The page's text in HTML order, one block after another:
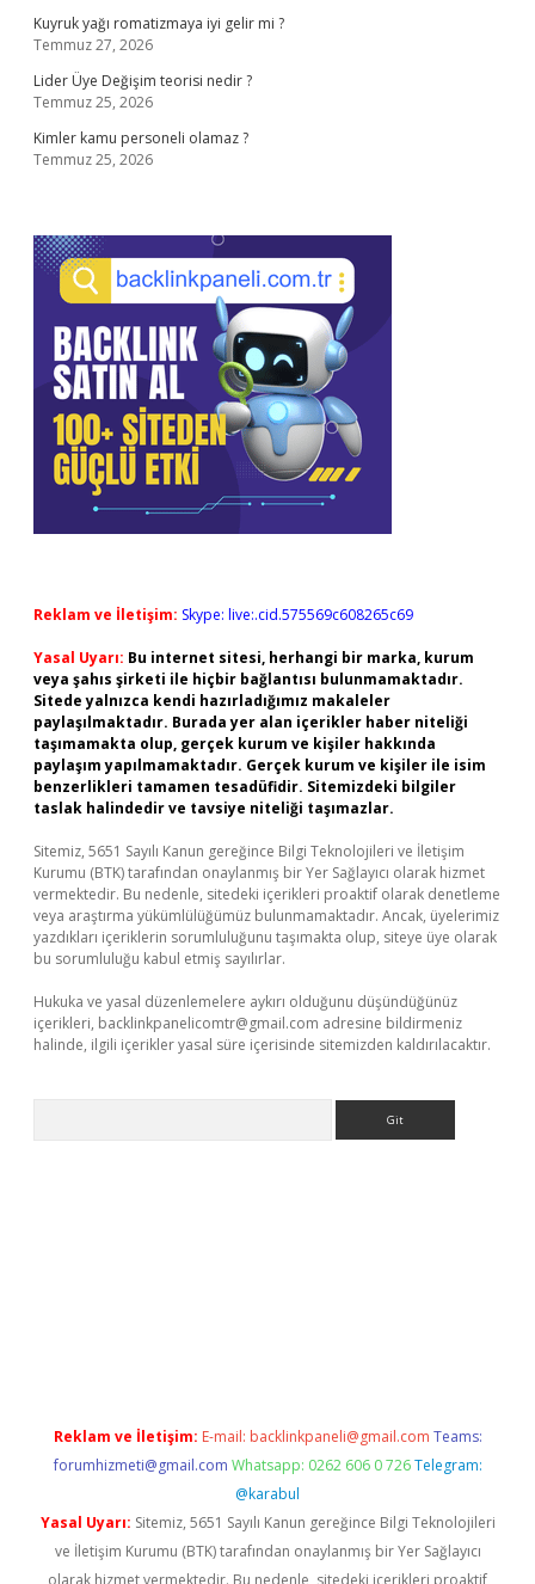
Kuyruk yağı romatizmaya iyi gelir mi ?
Temmuz 27, 2026
Lider Üye Değişim teorisi nedir ?
Temmuz 25, 2026
Kimler kamu personeli olamaz ?
Temmuz 25, 2026
Reklam ve İletişim: Skype: live:.cid.575569c608265c69
Yasal Uyarı: Bu internet sitesi, herhangi bir marka, kurum
veya şahıs şirketi ile hiçbir bağlantısı bulunmamaktadır.
Sitede yalnızca kendi hazırladığımız makaleler
paylaşılmaktadır. Burada yer alan içerikler haber niteliği
taşımamakta olup, gerçek kurum ve kişiler hakkında
paylaşım yapılmamaktadır. Gerçek kurum ve kişiler ile isim
benzerlikleri tamamen tesadüfidir. Sitemizdeki bilgiler
taslak halindedir ve tavsiye niteliği taşımazlar.
Sitemiz, 5651 Sayılı Kanun gereğince Bilgi Teknolojileri ve İletişim
Kurumu (BTK) tarafından onaylanmış bir Yer Sağlayıcı olarak hizmet
vermektedir. Bu nedenle, sitedeki içerikleri proaktif olarak denetleme
veya araştırma yükümlülüğümüz bulunmamaktadır. Ancak, üyelerimiz
yazdıkları içeriklerin sorumluluğunu taşımakta olup, siteye üye olarak
bu sorumluluğu kabul etmiş sayılırlar.
Hukuka ve yasal düzenlemelere aykırı olduğunu düşündüğünüz
içerikleri, backlinkpanelicomtr@gmail.com adresine bildirmeniz
halinde, ilgili içerikler yasal süre içerisinde sitemizden kaldırılacaktır.
Reklam ve İletişim: E-mail: backlinkpaneli@gmail.com Teams:
forumhizmeti@gmail.com Whatsapp: 0262 606 0 726 Telegram:
@karabul
Yasal Uyarı: Sitemiz, 5651 Sayılı Kanun gereğince Bilgi Teknolojileri
ve İletişim Kurumu (BTK) tarafından onaylanmış bir Yer Sağlayıcı
olarak hizmet vermektedir. Bu nedenle, sitedeki içerikleri proaktif